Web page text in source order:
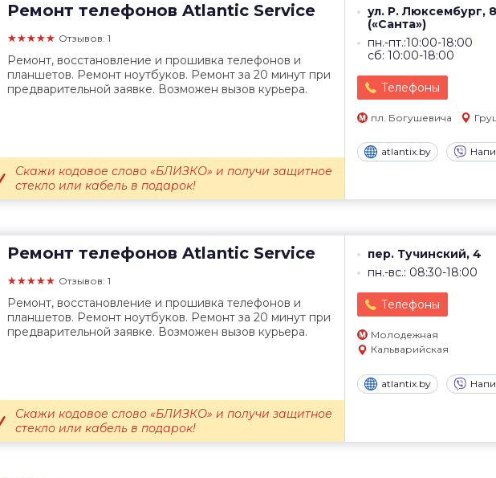
Ремонт телефонов Atlantic Service
★★★★★ Отзывов: 1
ул. Р. Люксембург,
(«Санта»)
пн.-пт.:10:00-18:00
сб: 10:00-18:00
Телефоны
пл. Богушевича
atlantix.by
Ремонт, восстановление и прошивка телефонов и
планшетов. Ремонт ноутбуков. Ремонт за 20 минут при
предварительной заявке. Возможен вызов курьера.
Скажи кодовое слово «БЛИЗКО» и получи защитное
стекло или кабель в подарок!
Ремонт телефонов Atlantic Service
★★★★★ Отзывов: 1
пер. Тучинский, 4
пн.-вс.: 08:30-18:00
Телефоны
Молодежная
Кальварийская
atlantix.by
Ремонт, восстановление и прошивка телефонов и
планшетов. Ремонт ноутбуков. Ремонт за 20 минут при
предварительной заявке. Возможен вызов курьера.
Скажи кодовое слово «БЛИЗКО» и получи защитное
стекло или кабель в подарок!